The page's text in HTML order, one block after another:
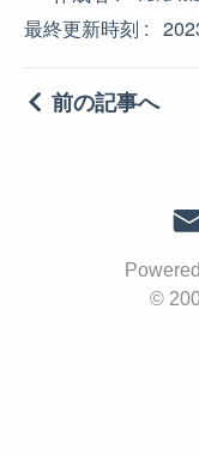
最終更新時刻
前の記事へ
©